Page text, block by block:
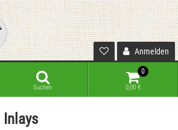
Anmelden
Suchen
0
0,00 €